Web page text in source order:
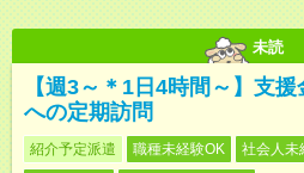
未読
【週3～＊1日4時間～】支
への定期訪問
紹介予定派遣 職種未経験OK 社会人未